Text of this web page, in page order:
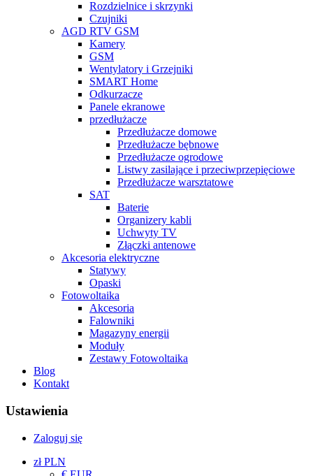
Rozdzielnice i skrzynki
Czujniki
AGD RTV GSM
Kamery
GSM
Wentylatory i Grzejniki
SMART Home
Odkurzacze
Panele ekranowe
przedłużacze
Przedłużacze domowe
Przedłużacze bębnowe
Przedłużacze ogrodowe
Listwy zasilające i przeciwprzepięciowe
Przedłużacze warsztatowe
SAT
Baterie
Organizery kabli
Uchwyty TV
Złączki antenowe
Akcesoria elektryczne
Statywy
Opaski
Fotowoltaika
Akcesoria
Falowniki
Magazyny energii
Moduły
Zestawy Fotowoltaika
Blog
Kontakt
Ustawienia
Zaloguj się
zł PLN